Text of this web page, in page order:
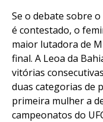
Se o debate sobre
é contestado, o
maior lutadora de
final. A Leoa da
vitórias
duas categorias de
primeira mulher a
campeonatos do